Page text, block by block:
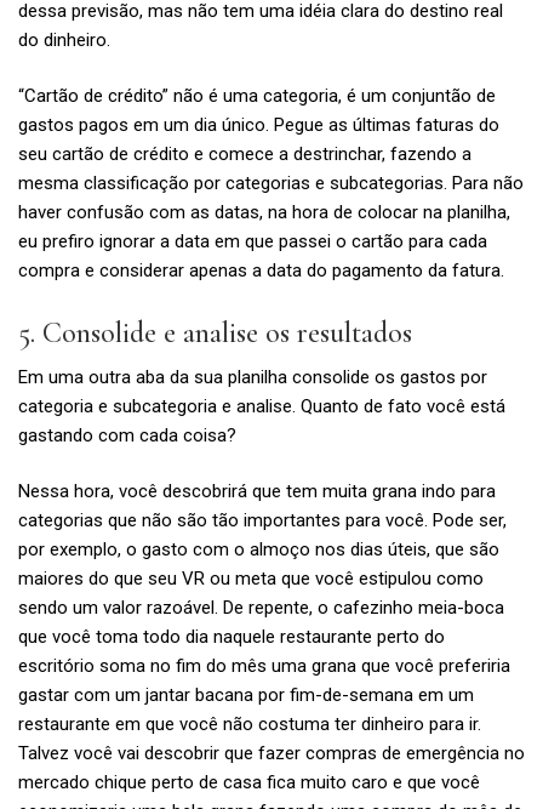
dessa previsão, mas não tem uma idéia clara do destino real
do dinheiro.
“Cartão de crédito” não é uma categoria, é um conjuntão de
gastos pagos em um dia único. Pegue as últimas faturas do
seu cartão de crédito e comece a destrinchar, fazendo a
mesma classificação por categorias e subcategorias. Para não
haver confusão com as datas, na hora de colocar na planilha,
eu prefiro ignorar a data em que passei o cartão para cada
compra e considerar apenas a data do pagamento da fatura.
5. Consolide e analise os resultados
Em uma outra aba da sua planilha consolide os gastos por
categoria e subcategoria e analise. Quanto de fato você está
gastando com cada coisa?
Nessa hora, você descobrirá que tem muita grana indo para
categorias que não são tão importantes para você. Pode ser,
por exemplo, o gasto com o almoço nos dias úteis, que são
maiores do que seu VR ou meta que você estipulou como
sendo um valor razoável. De repente, o cafezinho meia-boca
que você toma todo dia naquele restaurante perto do
escritório soma no fim do mês uma grana que você preferiria
gastar com um jantar bacana por fim-de-semana em um
restaurante em que você não costuma ter dinheiro para ir.
Talvez você vai descobrir que fazer compras de emergência no
mercado chique perto de casa fica muito caro e que você